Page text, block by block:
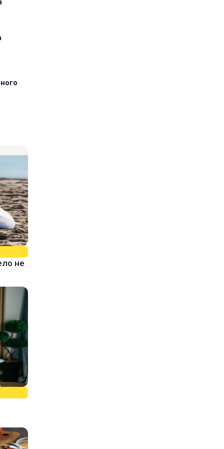
не